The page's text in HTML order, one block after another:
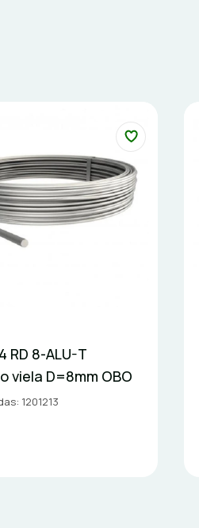
RD 8-ALU-T
viela D=8mm OBO
1201213